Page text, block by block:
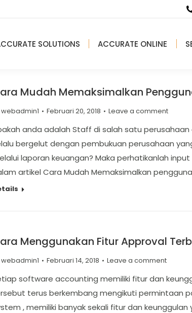
SOLUTIONS ACCURATE ONLINE
Mudah Memaksimalkan
webadmin1 Februari 20, 2018 Leave a comment
anda adalah Staff di salah satu
bergelut dengan pembukuan perusahaan
laporan keuangan? Maka perhatikanlah
artikel Cara Mudah Memaksimalkan
Menggunakan Fitur Approval
webadmin1 Februari 14, 2018 Leave a comment
software accounting memiliki fitur dan
terus berkembang mengikuti permintaan
, memiliki banyak sekali fitur dan